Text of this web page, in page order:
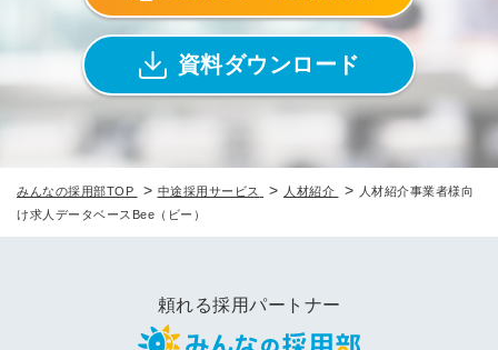
資料ダウンロード
みんなの採用部TOP > 中途採用サービス > 人材紹介 >
人材紹介事業者様向
け求人データベースBee（ビー）
頼れる採用パートナー